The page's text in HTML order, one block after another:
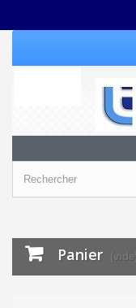
Panier (vide)